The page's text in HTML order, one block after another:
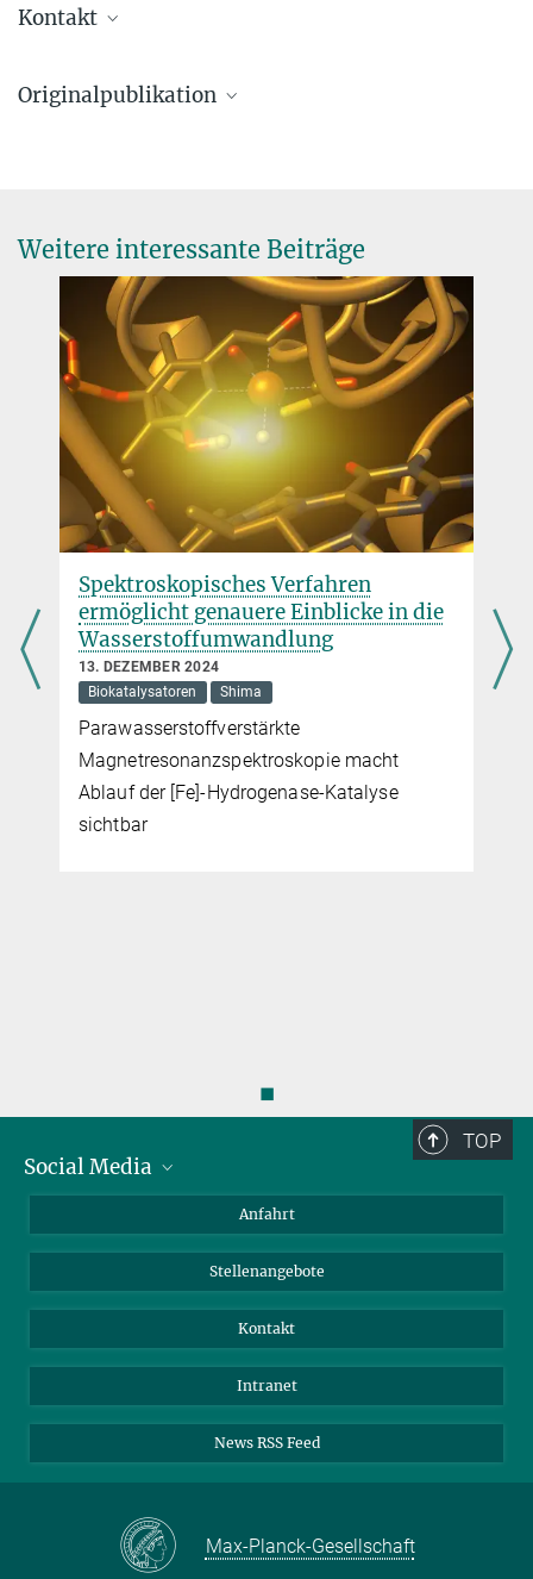
Kontakt
Forschungsgruppenleiter
Originalpublikation
Weitere interessante Beiträge
Spektroskopisches Verfahren
ermöglicht genauere Einblicke in die
Wasserstoffumwandlung
13. DEZEMBER 2024
Biokatalysatoren
Shima
Parawasserstoffverstärkte
Magnetresonanzspektroskopie macht
Ablauf der [Fe]-Hydrogenase-Katalyse
sichtbar
◼
TOP
Social Media
Anfahrt
Stellenangebote
Kontakt
Intranet
News RSS Feed
Max-Planck-Gesellschaft